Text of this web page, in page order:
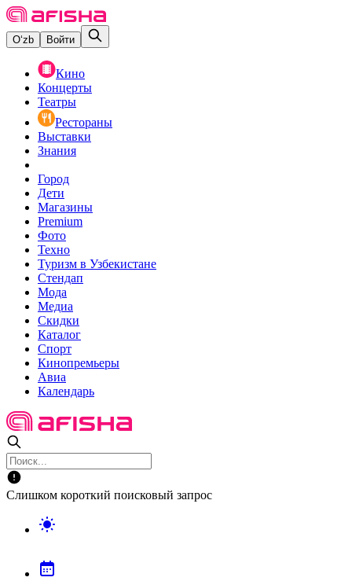
O‘zb Войти
Кино
Концерты
Театры
Рестораны
Выставки
Знания
Город
Дети
Магазины
Premium
Фото
Техно
Туризм в Узбекистане
Стендап
Мода
Медиа
Скидки
Каталог
Спорт
Кинопремьеры
Авиа
Календарь
Слишком короткий поисковый запрос